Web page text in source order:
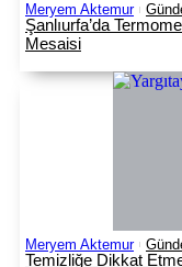
Meryem Aktemur
Şanlıurfa’da
Mesaisi
Meryem Aktemur
Temizliğe Dikkat